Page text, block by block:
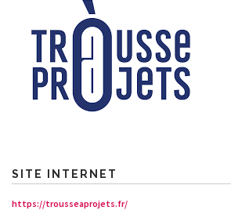
SITE INTERNET
https://trousseaprojets.fr/